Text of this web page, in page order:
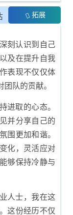
拓展
刻认识到自己
及在提升自我
表现不仅仅体
队的贡献。
进取的心态。
并分享自己的
围更加和谐。
化，灵活应对
够保持冷静与
人士，我在这
这份经历不仅